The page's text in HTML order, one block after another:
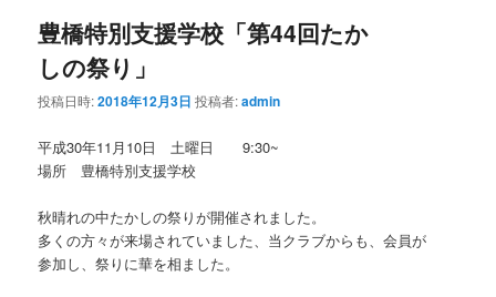
豊橋特別支援学校「第44回たか
しの祭り」
投稿日時:2018年12月3日 投稿者:admin
平成30年11月10日 土曜日 9:30~
場所 豊橋特別支援学校
秋晴れの中たかしの祭りが開催されました。
多くの方々が来場されていました、当クラブからも、会員が
参加し、祭りに華を相ました。